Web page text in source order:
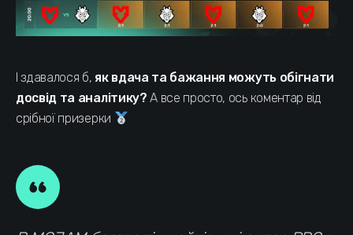
І здавалося б, як вдача та бажання можуть обігнати
досвід та аналітику? А все просто, ось коментар від
срібної призерки